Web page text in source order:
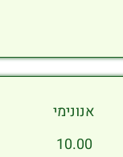
אנונימי
10.00